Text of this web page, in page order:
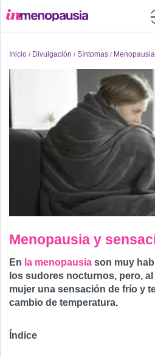
Formación
Online
Divulgación
Inicio / Divulgación / Síntomas /
Menopausia y
En la menopausia son muy
los sudores nocturnos, pero,
mujer una sensación de frío y
cambio de temperatura.
Índice